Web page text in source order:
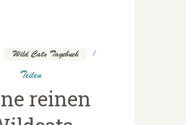
Wild Cats Tagebuch
Teilen
reinen